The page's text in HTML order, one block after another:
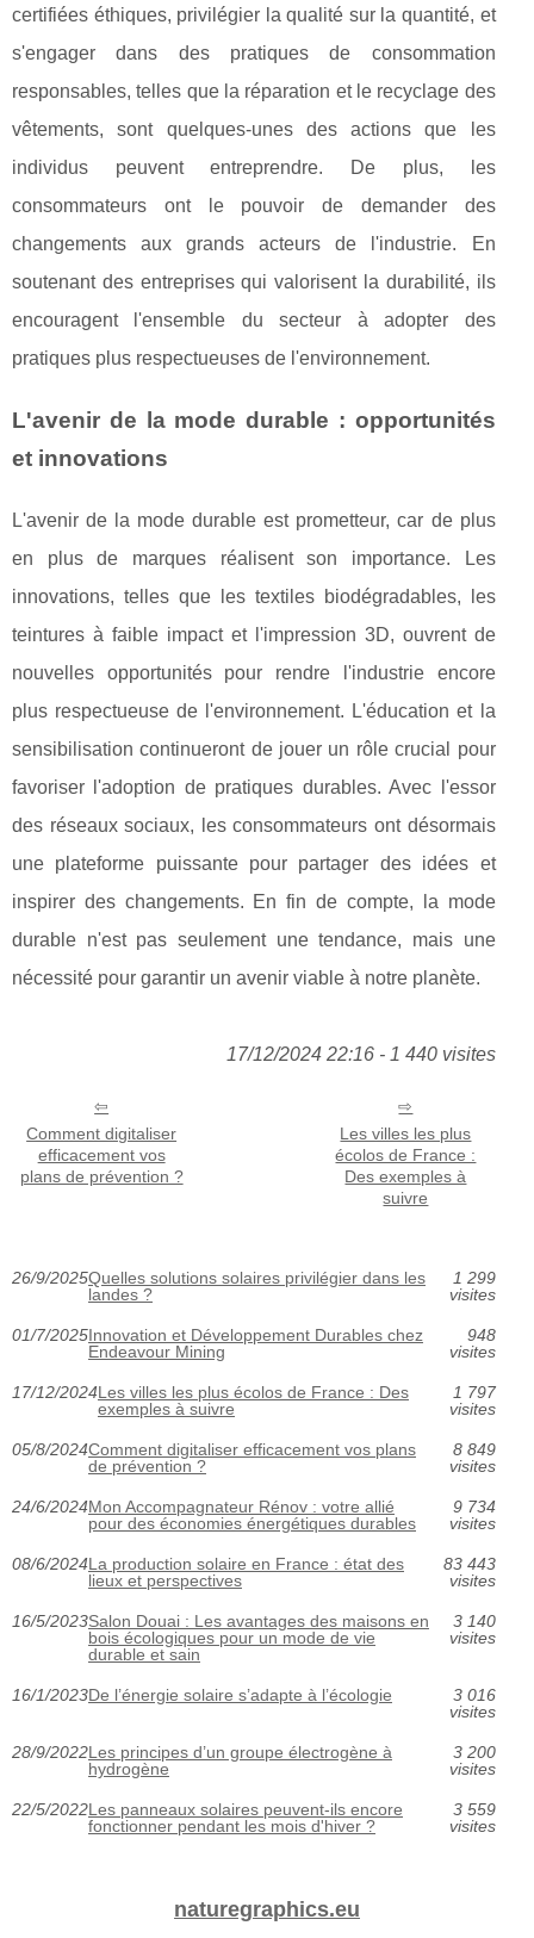
certifiées éthiques, privilégier la qualité sur la quantité, et
s'engager dans des pratiques de consommation
responsables, telles que la réparation et le recyclage des
vêtements, sont quelques-unes des actions que les
individus peuvent entreprendre. De plus, les
consommateurs ont le pouvoir de demander des
changements aux grands acteurs de l'industrie. En
soutenant des entreprises qui valorisent la durabilité, ils
encouragent l'ensemble du secteur à adopter des
pratiques plus respectueuses de l'environnement.
L'avenir de la mode durable : opportunités
et innovations
L'avenir de la mode durable est prometteur, car de plus
en plus de marques réalisent son importance. Les
innovations, telles que les textiles biodégradables, les
teintures à faible impact et l'impression 3D, ouvrent de
nouvelles opportunités pour rendre l'industrie encore
plus respectueuse de l'environnement. L'éducation et la
sensibilisation continueront de jouer un rôle crucial pour
favoriser l'adoption de pratiques durables. Avec l'essor
des réseaux sociaux, les consommateurs ont désormais
une plateforme puissante pour partager des idées et
inspirer des changements. En fin de compte, la mode
durable n'est pas seulement une tendance, mais une
nécessité pour garantir un avenir viable à notre planète.
17/12/2024 22:16 - 1 440 visites
Comment digitaliser
efficacement vos
plans de prévention ?
Les villes les plus
écolos de France :
Des exemples à
suivre
26/9/2025Quelles solutions solaires privilégier dans les
landes ?
1 299
visites
01/7/2025Innovation et Développement Durables chez
Endeavour Mining
948
visites
17/12/2024Les villes les plus écolos de France : Des
exemples à suivre
1 797
visites
05/8/2024Comment digitaliser efficacement vos plans
de prévention ?
8 849
visites
24/6/2024Mon Accompagnateur Rénov : votre allié
pour des économies énergétiques durables
9 734
visites
08/6/2024La production solaire en France : état des
lieux et perspectives
83 443
visites
16/5/2023Salon Douai : Les avantages des maisons en
bois écologiques pour un mode de vie
durable et sain
3 140
visites
16/1/2023De l’énergie solaire s’adapte à l’écologie
3 016
visites
28/9/2022Les principes d’un groupe électrogène à
hydrogène
3 200
visites
22/5/2022Les panneaux solaires peuvent-ils encore
fonctionner pendant les mois d'hiver ?
3 559
visites
naturegraphics.eu